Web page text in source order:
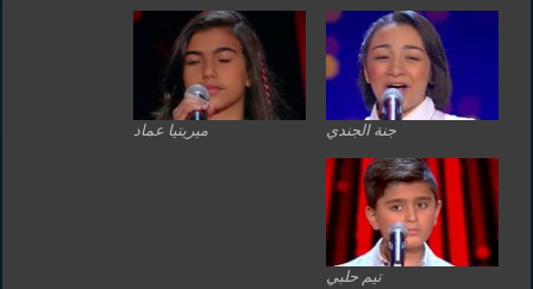
جنة الجندي ميريتيا عماد
تيم حلبي